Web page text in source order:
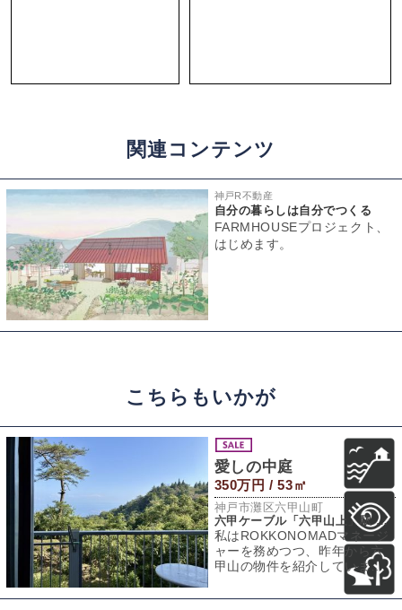
関連コンテンツ
神戸R不動産
自分の暮らしは自分でつくる
FARMHOUSEプロジェクト、
はじめます。
こちらもいかが
愛しの中庭
350万円 / 53㎡
神戸市灘区六甲山町
六甲ケーブル「六甲山上」駅 徒歩8分
私はROKKONOMADマネージ
ャーを務めつつ、昨年から六
甲山の物件を紹介していま
す。保養所などの大きな物件
や、築50年